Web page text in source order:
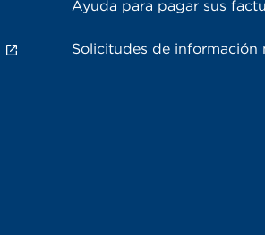
Ayuda para pagar sus
Solicitudes de información